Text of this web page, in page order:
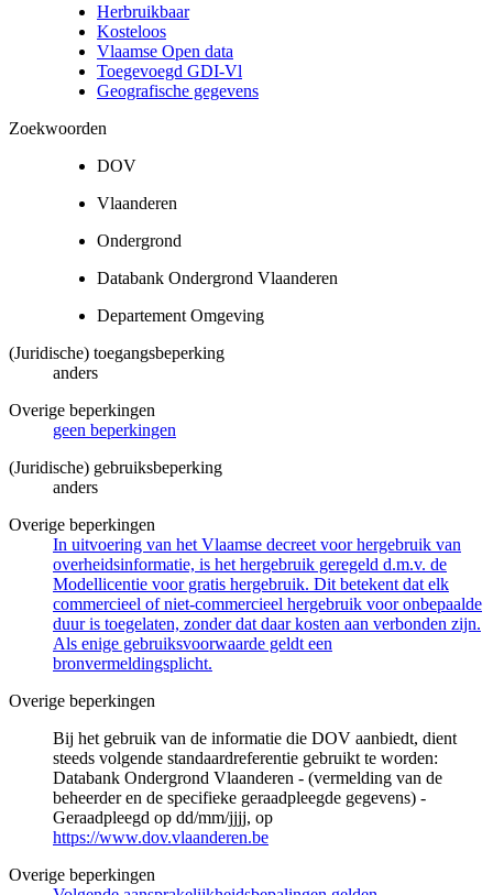
Herbruikbaar
Kosteloos
Vlaamse Open data
Toegevoegd GDI-Vl
Geografische gegevens
Zoekwoorden
DOV
Vlaanderen
Ondergrond
Databank Ondergrond Vlaanderen
Departement Omgeving
(Juridische) toegangsbeperking
anders
Overige beperkingen
geen beperkingen
(Juridische) gebruiksbeperking
anders
Overige beperkingen
In uitvoering van het Vlaamse decreet voor hergebruik van
overheidsinformatie, is het hergebruik geregeld d.m.v. de
Modellicentie voor gratis hergebruik. Dit betekent dat elk
commercieel of niet-commercieel hergebruik voor onbepaalde
duur is toegelaten, zonder dat daar kosten aan verbonden zijn.
Als enige gebruiksvoorwaarde geldt een
bronvermeldingsplicht.
Overige beperkingen
Bij het gebruik van de informatie die DOV aanbiedt, dient
steeds volgende standaardreferentie gebruikt te worden:
Databank Ondergrond Vlaanderen - (vermelding van de
beheerder en de specifieke geraadpleegde gegevens) -
Geraadpleegd op dd/mm/jjjj, op
https://www.dov.vlaanderen.be
Overige beperkingen